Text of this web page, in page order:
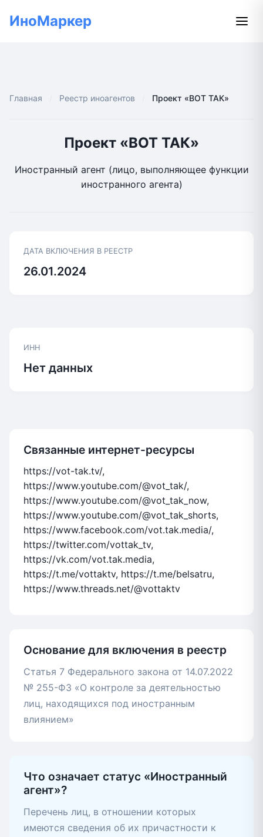
ИноМаркер
Главная Реестр иноагентов Проект «ВОТ ТАК»
Проект «ВОТ ТАК»
Иностранный агент (лицо, выполняющее функции
иностранного агента)
ДАТА ВКЛЮЧЕНИЯ В РЕЕСТР
26.01.2024
ИНН
Нет данных
Связанные интернет-ресурсы
https://vot-tak.tv/,
https://www.youtube.com/@vot_tak/,
https://www.youtube.com/@vot_tak_now,
https://www.youtube.com/@vot_tak_shorts,
https://www.facebook.com/vot.tak.media/,
https://twitter.com/vottak_tv,
https://vk.com/vot.tak.media,
https://t.me/vottaktv, https://t.me/belsatru,
https://www.threads.net/@vottaktv
Основание для включения в реестр
Статья 7 Федерального закона от 14.07.2022
№ 255-ФЗ «О контроле за деятельностью
лиц, находящихся под иностранным
влиянием»
Что означает статус «Иностранный
агент»?
Перечень лиц, в отношении которых
имеются сведения об их причастности к